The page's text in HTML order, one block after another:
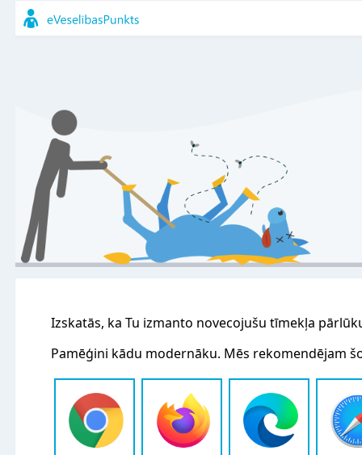
Izskatās, ka Tu izmanto novecojušu tīmekļa
Pamēģini kādu modernāku. Mēs rekomendējam